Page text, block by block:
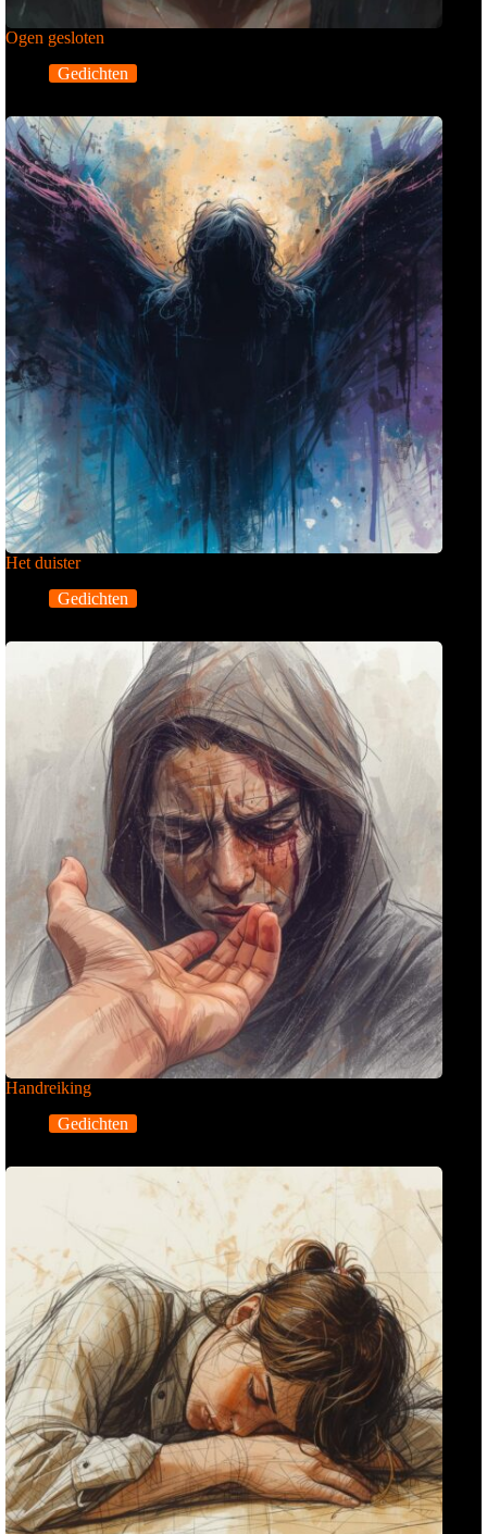
Ogen gesloten
Gedichten
Het duister
Gedichten
Handreiking
Gedichten